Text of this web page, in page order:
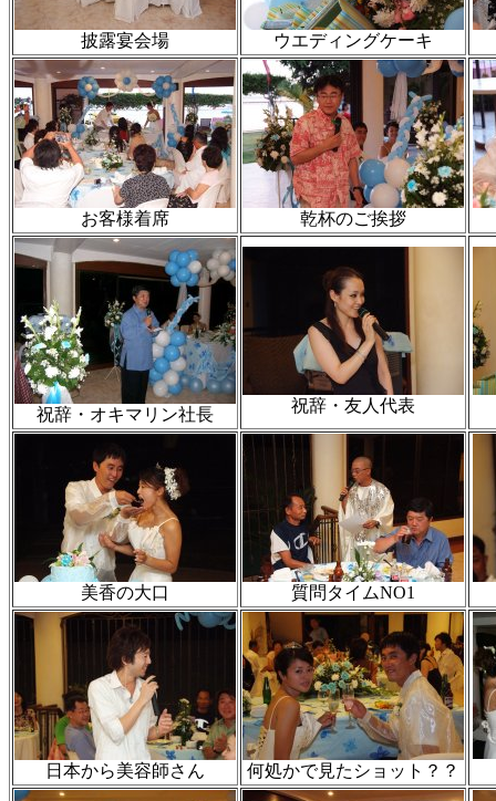
披露宴会場 ウエディングケーキ
お客様着席 乾杯のご挨拶
祝辞・オキマリン社長 祝辞・友人代表
美香の大口 質問タイムNO1
日本から美容師さん 何処かで見たショット？？